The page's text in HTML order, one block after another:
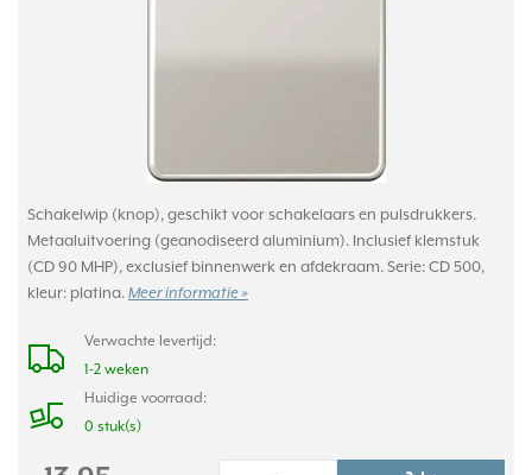
Schakelwip (knop), geschikt voor schakelaars en pulsdrukkers.
Metaaluitvoering (geanodiseerd aluminium). Inclusief klemstuk
(CD 90 MHP), exclusief binnenwerk en afdekraam. Serie: CD 500,
kleur: platina. Meer informatie »
Verwachte levertijd:
1-2 weken
Huidige voorraad:
0 stuk(s)